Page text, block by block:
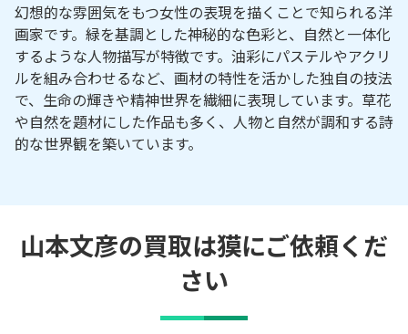
幻想的な雰囲気をもつ女性の表現を描くことで知られる洋
画家です。緑を基調とした神秘的な色彩と、自然と一体化
するような人物描写が特徴です。油彩にパステルやアクリ
ルを組み合わせるなど、画材の特性を活かした独自の技法
で、生命の輝きや精神世界を繊細に表現しています。草花
や自然を題材にした作品も多く、人物と自然が調和する詩
的な世界観を築いています。
山本文彦の買取は獏にご依頼くだ
さい